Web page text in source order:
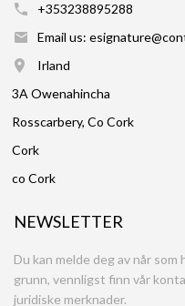
+353238895288
Email us:
Irland
3A Owenahincha
Rosscarbery, Co Cork
Cork
co Cork
NEWSLETTER
Du kan melde deg av når som
grunn, vennligst finn vår
juridiske merknader.